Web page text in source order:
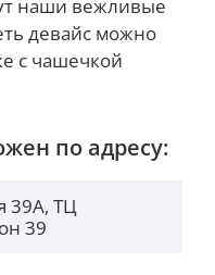
распределяя
через
тепла и
ношении.
можно положить
наши вежливые
девайс можно
с чашечкой
по адресу:
39А, ТЦ
39